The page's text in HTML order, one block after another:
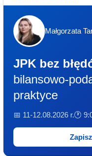
Małgorzata
JPK bez
bilansowo-
praktyce
📅 11-12.08.2026 r.🕐